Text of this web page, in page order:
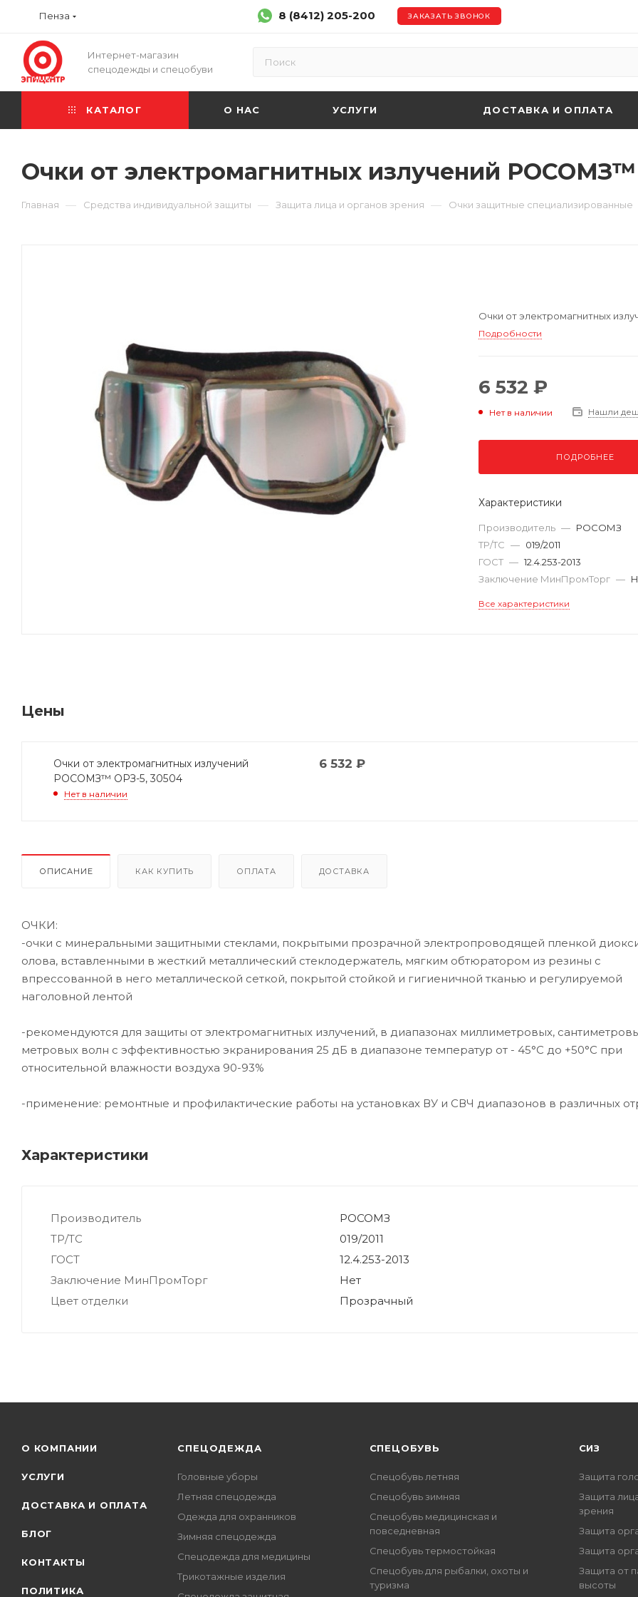
Пенза 8 (8412) 205-200 ЗАКАЗАТЬ ЗВОНОК
Интернет-магазин
спецодежды и спецобуви
КАТАЛОГ О НАС УСЛУГИ ДОСТАВКА И ОПЛАТА
Очки от электромагнитных излучений
Главная — Средства индивидуальной защиты — Защита лица и органов зрения — Очки защитные специализированные
Очки от электромагнитных
Подробности
6 532 ₽
Нет в наличии Нашли
ПОДРОБНЕЕ
Характеристики
Производитель — РОСОМЗ
ТР/ТС — 019/2011
ГОСТ — 12.4.253-2013
Заключение МинПромТорг —
Все характеристики
Цены
Очки от электромагнитных излучений
РОСОМЗ™ ОРЗ-5, 30504
Нет в наличии
6 532 ₽
ОПИСАНИЕ КАК КУПИТЬ ОПЛАТА ДОСТАВКА
ОЧКИ:
-очки с минеральными защитными стеклами, покрытыми прозрачной электропроводящей пленкой
олова, вставленными в жесткий металлический стеклодержатель, мягким обтюратором из резины с
впрессованной в него металлической сеткой, покрытой стойкой и гигиеничной тканью и регулируемой
наголовной лентой
-рекомендуются для защиты от электромагнитных излучений, в диапазонах миллиметровых,
метровых волн с эффективностью экранирования 25 дБ в диапазоне температур от - 45°С до +50°С при
относительной влажности воздуха 90-93%
-применение: ремонтные и профилактические работы на установках ВУ и СВЧ диапазонов в различных
Характеристики
Производитель
РОСОМЗ
ТР/ТС
019/2011
ГОСТ
12.4.253-2013
Заключение МинПромТорг
Нет
Цвет отделки
Прозрачный
О КОМПАНИИ
УСЛУГИ
ДОСТАВКА И ОПЛАТА
БЛОГ
КОНТАКТЫ
ПОЛИТИКА
СПЕЦОДЕЖДА
Головные уборы
Летняя спецодежда
Одежда для охранников
Зимняя спецодежда
Спецодежда для медицины
Трикотажные изделия
CПЕЦОБУВЬ
Спецобувь летняя
Спецобувь зимняя
Спецобувь медицинская и
повседневная
Спецобувь термостойкая
Спецобувь для рыбалки, охоты и
туризма
СИЗ
Защита
Защита
зрения
Защита
Защита
Защита от
высоты